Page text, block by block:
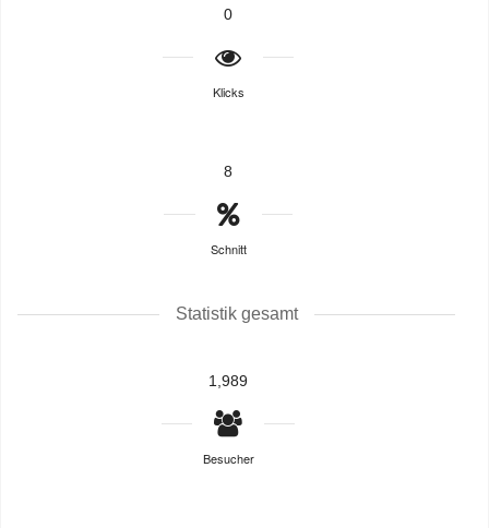
0
Klicks
8
Schnitt
Statistik gesamt
1,989
Besucher